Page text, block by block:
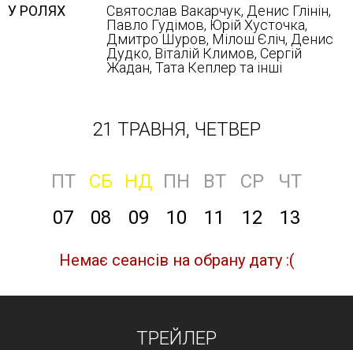
У РОЛЯХ
Святослав Вакарчук, Денис Глінін,
Павло Гудімов, Юрій Хусточка,
Дмитро Шуров, Мілош Єліч, Денис
Дудко, Віталій Климов, Сергій
Жадан, Тата Кеплер та інші
21 ТРАВНЯ, ЧЕТВЕР
ПТ СБ НД ПН ВТ СР
ЧТ
07
08 09 10 11 12 13
Немає сеансів на обрану дату :(
ТРЕЙЛЕР